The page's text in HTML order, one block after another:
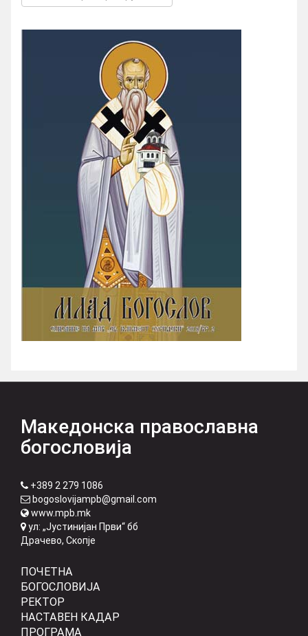
Македонска православна
богословија
+389 2 279 1086
bogoslovijampb@gmail.com
www.mpb.mk
ул: „Јустинијан Први“ бб
Драчево, Скопје
ПОЧЕТНА
БОГОСЛОВИЈА
РЕКТОР
НАСТАВЕН КАДАР
ПРОГРАМА